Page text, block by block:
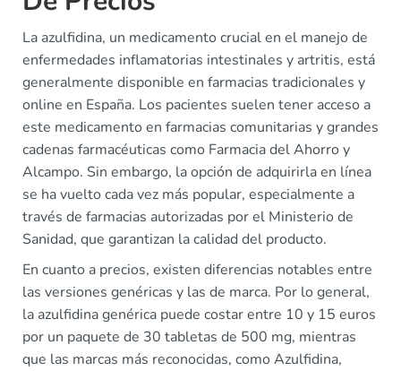
La azulfidina, un medicamento crucial en el manejo de
enfermedades inflamatorias intestinales y artritis, está
generalmente disponible en farmacias tradicionales y
online en España. Los pacientes suelen tener acceso a
este medicamento en farmacias comunitarias y grandes
cadenas farmacéuticas como Farmacia del Ahorro y
Alcampo. Sin embargo, la opción de adquirirla en línea
se ha vuelto cada vez más popular, especialmente a
través de farmacias autorizadas por el Ministerio de
Sanidad, que garantizan la calidad del producto.
En cuanto a precios, existen diferencias notables entre
las versiones genéricas y las de marca. Por lo general,
la azulfidina genérica puede costar entre 10 y 15 euros
por un paquete de 30 tabletas de 500 mg, mientras
que las marcas más reconocidas, como Azulfidina,